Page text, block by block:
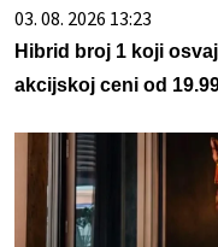
03. 08. 2026 13:23
Hibrid broj 1 koji
akcijskoj ceni od